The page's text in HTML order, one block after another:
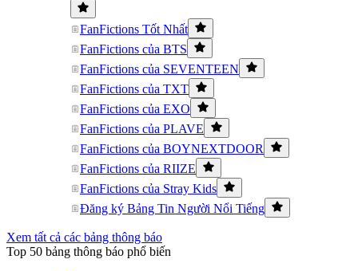
FanFictions Tốt Nhất
FanFictions của BTS
FanFictions của SEVENTEEN
FanFictions của TXT
FanFictions của EXO
FanFictions của PLAVE
FanFictions của BOYNEXTDOOR
FanFictions của RIIZE
FanFictions của Stray Kids
Đăng ký Bảng Tin Người Nổi Tiếng
Xem tất cả các bảng thông báo
Top 50 bảng thông báo phổ biến